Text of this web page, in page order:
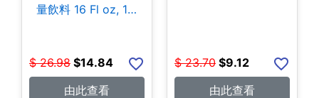
量飲料 16 Fl oz, 15
$ 26.98 $14.84
由此查看
$ 23.70 $9.12
由此查看